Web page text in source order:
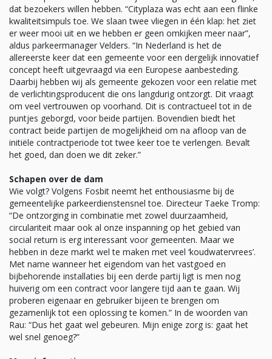
dat bezoekers willen hebben. “Cityplaza was echt aan een flinke
kwaliteitsimpuls toe. We slaan twee vliegen in één klap: het ziet
er weer mooi uit en we hebben er geen omkijken meer naar”,
aldus parkeermanager Velders. “In Nederland is het de
allereerste keer dat een gemeente voor een dergelijk innovatief
concept heeft uitgevraagd via een Europese aanbesteding.
Daarbij hebben wij als gemeente gekozen voor een relatie met
de verlichtingsproducent die ons langdurig ontzorgt. Dit vraagt
om veel vertrouwen op voorhand. Dit is contractueel tot in de
puntjes geborgd, voor beide partijen. Bovendien biedt het
contract beide partijen de mogelijkheid om na afloop van de
initiële contractperiode tot twee keer toe te verlengen. Bevalt
het goed, dan doen we dit zeker.”
Schapen over de dam
Wie volgt? Volgens Fosbit neemt het enthousiasme bij de
gemeentelijke parkeerdienstensnel toe. Directeur Taeke Tromp:
“De ontzorging in combinatie met zowel duurzaamheid,
circulariteit maar ook al onze inspanning op het gebied van
social return is erg interessant voor gemeenten. Maar we
hebben in deze markt wel te maken met veel ‘koudwatervrees’.
Met name wanneer het eigendom van het vastgoed en
bijbehorende installaties bij een derde partij ligt is men nog
huiverig om een contract voor langere tijd aan te gaan. Wij
proberen eigenaar en gebruiker bijeen te brengen om
gezamenlijk tot een oplossing te komen.” In de woorden van
Rau: “Dus het gaat wel gebeuren. Mijn enige zorg is: gaat het
wel snel genoeg?”